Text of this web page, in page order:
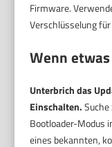
Firmware.
Verschlüsselung
Wenn
Unterbrich das
Einschalten.
Bootloader-Modus
eines bekannten,